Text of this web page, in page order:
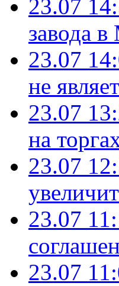
23.07
завода
23.07
не
23.07
на
23.07
23.07
23.07